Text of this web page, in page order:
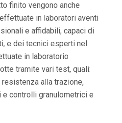
finito vengono anche
in laboratori aventi
e affidabili, capaci di
e dei tecnici esperti nel
in laboratorio
tramite vari test, quali:
alla trazione,
controlli granulometrici e